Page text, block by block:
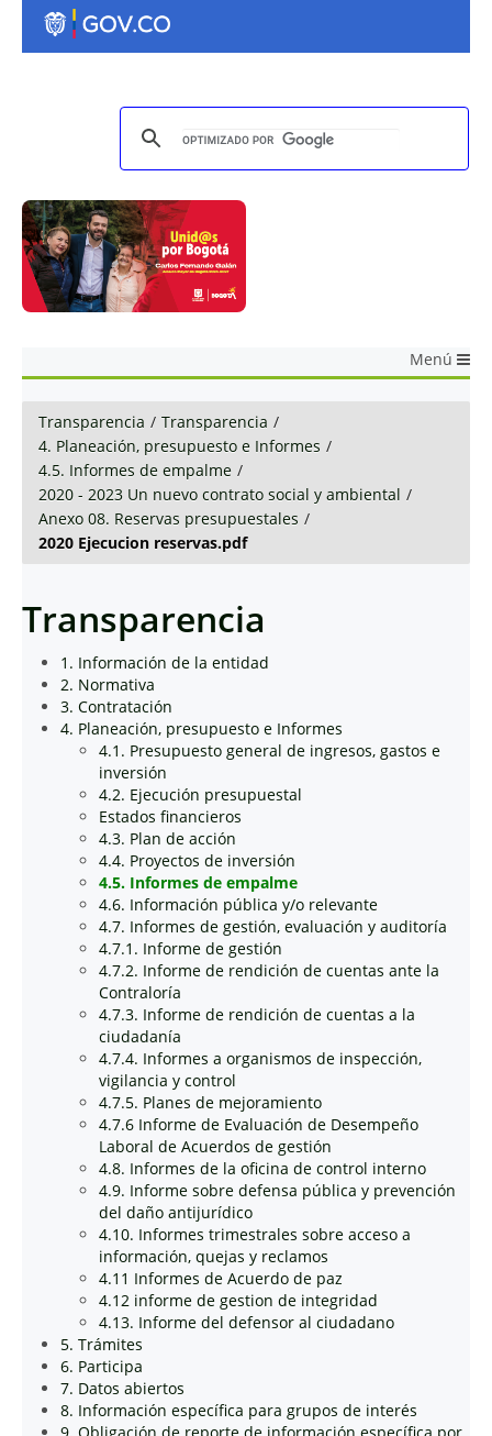
Menú
Transparencia / Transparencia /
4. Planeación, presupuesto e Informes /
4.5. Informes de empalme /
2020 - 2023 Un nuevo contrato social y ambiental /
Anexo 08. Reservas presupuestales /
2020 Ejecucion reservas.pdf
Transparencia
1. Información de la entidad
2. Normativa
3. Contratación
4. Planeación, presupuesto e Informes
4.1. Presupuesto general de ingresos, gastos e
inversión
4.2. Ejecución presupuestal
Estados financieros
4.3. Plan de acción
4.4. Proyectos de inversión
4.5. Informes de empalme
4.6. Información pública y/o relevante
4.7. Informes de gestión, evaluación y auditoría
4.7.1. Informe de gestión
4.7.2. Informe de rendición de cuentas ante la
Contraloría
4.7.3. Informe de rendición de cuentas a la
ciudadanía
4.7.4. Informes a organismos de inspección,
vigilancia y control
4.7.5. Planes de mejoramiento
4.7.6 Informe de Evaluación de Desempeño
Laboral de Acuerdos de gestión
4.8. Informes de la oficina de control interno
4.9. Informe sobre defensa pública y prevención
del daño antijurídico
4.10. Informes trimestrales sobre acceso a
información, quejas y reclamos
4.11 Informes de Acuerdo de paz
4.12 informe de gestion de integridad
4.13. Informe del defensor al ciudadano
5. Trámites
6. Participa
7. Datos abiertos
8. Información específica para grupos de interés